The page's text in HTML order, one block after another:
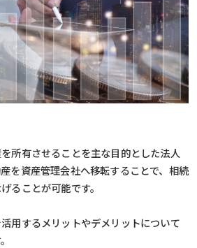
所有させることを主な目的とした法人
を資産管理会社へ移転することで、相続
ることが可能です。
用するメリットやデメリットについて